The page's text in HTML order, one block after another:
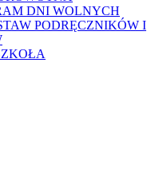
DNI WOLNYCH
PODRĘCZNIKÓW I